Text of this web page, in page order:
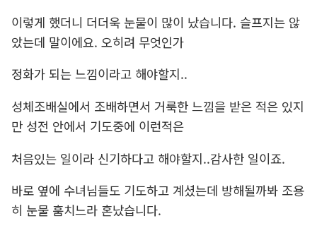
이렇게 했더니 더더욱 눈물이 많이 났습니다. 슬프지는 않
았는데 말이에요. 오히려 무엇인가
정화가 되는 느낌이라고 해야할지..
성체조배실에서 조배하면서 거룩한 느낌을 받은 적은 있지
만 성전 안에서 기도중에 이런적은
처음있는 일이라 신기하다고 해야할지..감사한 일이죠.
바로 옆에 수녀님들도 기도하고 계셨는데 방해될까봐 조용
히 눈물 훔치느라 혼났습니다.